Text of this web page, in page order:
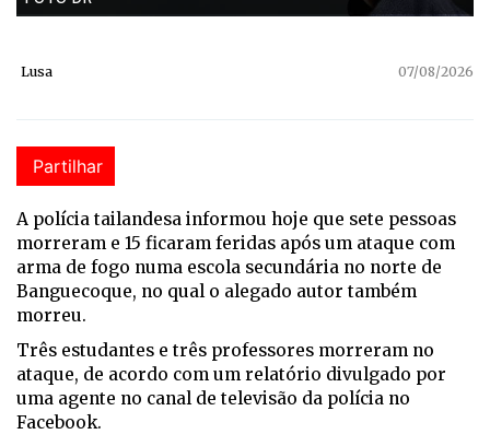
Lusa 07/08/2026
Partilhar
A polícia tailandesa informou hoje que sete pessoas
morreram e 15 ficaram feridas após um ataque com
arma de fogo numa escola secundária no norte de
Banguecoque, no qual o alegado autor também
morreu.
Três estudantes e três professores morreram no
ataque, de acordo com um relatório divulgado por
uma agente no canal de televisão da polícia no
Facebook.